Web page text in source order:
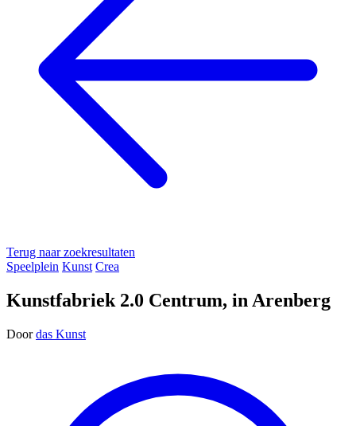
Terug naar zoekresultaten
Speelplein Kunst Crea
Kunstfabriek 2.0 Centrum, in Arenberg
Door das Kunst